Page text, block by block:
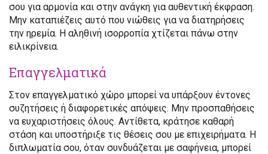
σου για αρμονία και στην ανάγκη για αυθεντική έκφραση.
Μην καταπιέζεις αυτό που νιώθεις για να διατηρήσεις
την ηρεμία. Η αληθινή ισορροπία χτίζεται πάνω στην
ειλικρίνεια.
Επαγγελματικά
Στον επαγγελματικό χώρο μπορεί να υπάρξουν έντονες
συζητήσεις ή διαφορετικές απόψεις. Μην προσπαθήσεις
να ευχαριστήσεις όλους. Αντίθετα, κράτησε καθαρή
στάση και υποστήριξε τις θέσεις σου με επιχειρήματα. Η
διπλωματία σου, όταν συνδυάζεται με σαφήνεια, μπορεί